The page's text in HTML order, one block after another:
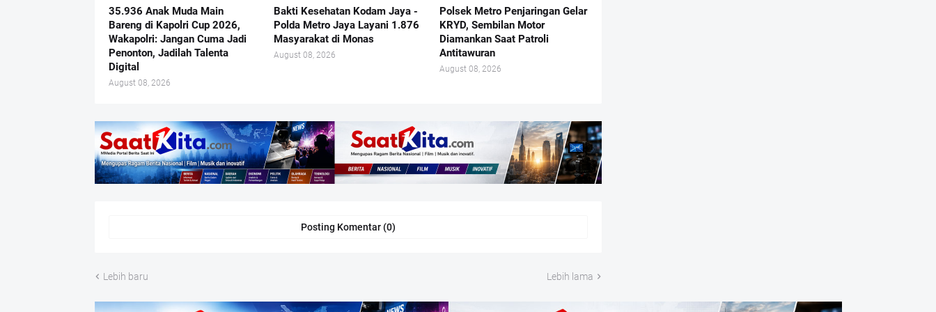
35.936 Anak Muda Main
Bareng di Kapolri Cup 2026,
Wakapolri: Jangan Cuma Jadi
Penonton, Jadilah Talenta
Digital
August 08, 2026
Bakti Kesehatan Kodam Jaya -
Polda Metro Jaya Layani 1.876
Masyarakat di Monas
August 08, 2026
Polsek Metro Penjaringan Gelar
KRYD, Sembilan Motor
Diamankan Saat Patroli
Antitawuran
August 08, 2026
Posting Komentar (0)
Lebih baru Lebih lama